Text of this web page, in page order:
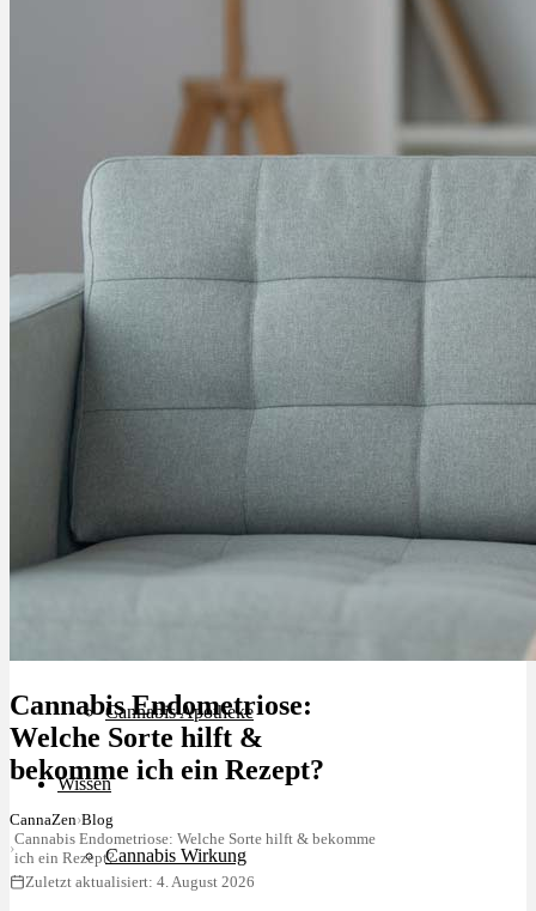
Chronische Schmerzen
ADHS
Angststörungen
Chronische Migräne
Cannabis Ärzte
Cannabis Apotheke
Wissen
Cannabis Wirkung
Cannabis Endometriose:
Welche Sorte hilft &
bekomme ich ein Rezept?
CannaZen›Blog
›
Cannabis Endometriose: Welche Sorte hilft & bekomme
ich ein Rezept?
Zuletzt aktualisiert: 4. August 2026